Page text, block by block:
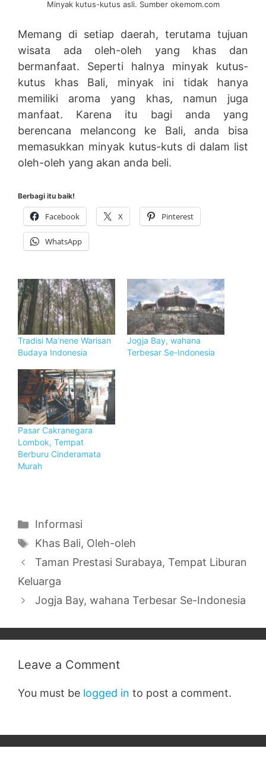
Minyak kutus-kutus asli. Sumber okemom.com
Memang di setiap daerah, terutama tujuan
wisata ada oleh-oleh yang khas dan
bermanfaat. Seperti halnya minyak kutus-
kutus khas Bali, minyak ini tidak hanya
memiliki aroma yang khas, namun juga
manfaat. Karena itu bagi anda yang
berencana melancong ke Bali, anda bisa
memasukkan minyak kutus-kuts di dalam list
oleh-oleh yang akan anda beli.
Berbagi itu baik!
Facebook X Pinterest
WhatsApp
Tradisi Ma’nene Warisan
Budaya Indonesia
Jogja Bay, wahana
Terbesar Se-Indonesia
Pasar Cakranegara
Lombok, Tempat
Berburu Cinderamata
Murah
Categories
Informasi
Tags
Khas Bali, Oleh-oleh
Taman Prestasi Surabaya, Tempat Liburan
Keluarga
Jogja Bay, wahana Terbesar Se-Indonesia
Leave a Comment
You must be logged in to post a comment.